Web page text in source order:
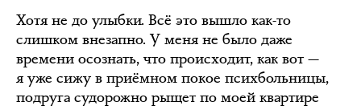
Хотя не до улыбки. Всё это вышло как-то
слишком внезапно. У меня не было даже
времени осознать, что происходит, как вот —
я уже сижу в приёмном покое психбольницы,
подруга судорожно рыщет по моей квартире